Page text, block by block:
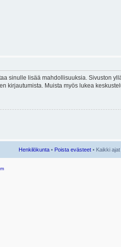
sinulle lisää mahdollisuuksia. Sivuston
kirjautumista. Muista myös lukea
Henkilökunta • Poista evästeet • Kaikki